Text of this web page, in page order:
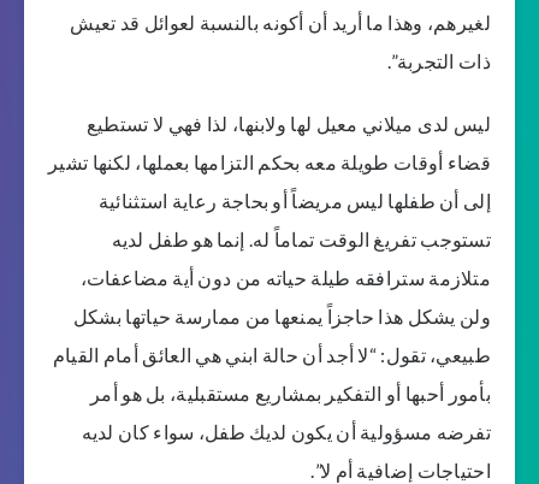
لغيرهم، وهذا ما أريد أن أكونه بالنسبة لعوائل قد تعيش
ذات التجربة”.
ليس لدى ميلاني معيل لها ولابنها، لذا فهي لا تستطيع
قضاء أوقات طويلة معه بحكم التزامها بعملها، لكنها تشير
إلى أن طفلها ليس مريضاً أو بحاجة رعاية استثنائية
تستوجب تفريغ الوقت تماماً له. إنما هو طفل لديه
متلازمة سترافقه طيلة حياته من دون أية مضاعفات،
ولن يشكل هذا حاجزاً يمنعها من ممارسة حياتها بشكل
طبيعي، تقول: “لا أجد أن حالة ابني هي العائق أمام القيام
بأمور أحبها أو التفكير بمشاريع مستقبلية، بل هو أمر
تفرضه مسؤولية أن يكون لديك طفل، سواء كان لديه
احتياجات إضافية أم لا”.